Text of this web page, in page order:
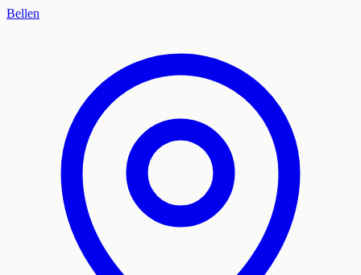
Bellen